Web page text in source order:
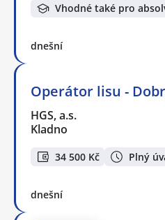
Vhodné také pro
dnešní
Operátor lisu -
HGS, a.s.
Kladno
34 500 Kč Plný
dnešní